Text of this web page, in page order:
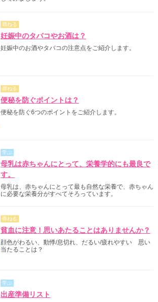
尋ねる
妊娠中のタバコやお酒は？
妊娠中のお酒やタバコの注意点をご紹介します。
尋ねる
便秘を防ぐポイントは？
便秘を防ぐ6つのポイントをご紹介します。
学ぶ
母乳は赤ちゃんにとって、栄養学的にも最良で
す。
母乳は、赤ちゃんにとって最も自然な栄養で、赤ちゃん
に必要な栄養分がすべてそろっています。
尋ねる
貧血に注意！思いあたることはありませんか？
顔色がわるい、動悸/息切れ、だるい/疲れやすい 思い
当たることは？
学ぶ
出産準備リスト